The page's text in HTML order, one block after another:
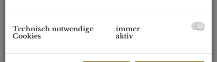
Technisch notwendige
Cookies
immer
aktiv